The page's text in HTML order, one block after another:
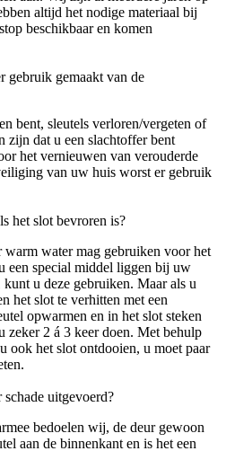
altijd het nodige materiaal bij
beschikbaar en komen
gebruik gemaakt van de
bent, sleutels verloren/vergeten of
zijn dat u een slachtoffer bent
het vernieuwen van verouderde
van uw huis worst er gebruik
het slot bevroren is?
water mag gebruiken voor het
een special middel liggen bij uw
u deze gebruiken. Maar als u
het slot te verhitten met een
opwarmen en in het slot steken
zeker 2 á 3 keer doen. Met behulp
ook het slot ontdooien, u moet paar
uitgevoerd?
bedoelen wij, de deur gewoon
aan de binnenkant en is het een